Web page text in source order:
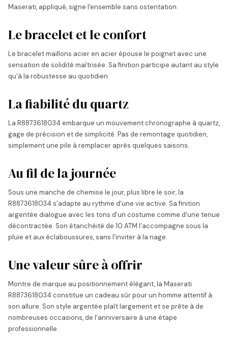
Maserati, appliqué, signe l'ensemble sans ostentation.
Le bracelet et le confort
Le bracelet maillons acier en acier épouse le poignet avec une
sensation de solidité maîtrisée. Sa finition participe autant au style
qu'à la robustesse au quotidien.
La fiabilité du quartz
La R8873618034 embarque un mouvement chronographe à quartz,
gage de précision et de simplicité. Pas de remontage quotidien,
simplement une pile à remplacer après quelques saisons.
Au fil de la journée
Sous une manche de chemise le jour, plus libre le soir, la
R8873618034 s'adapte au rythme d'une vie active. Sa finition
argentée dialogue avec les tons d'un costume comme d'une tenue
décontractée. Son étanchéité de 10 ATM l'accompagne sous la
pluie et aux éclaboussures, sans l'inviter à la nage.
Une valeur sûre à offrir
Montre de marque au positionnement élégant, la Maserati
R8873618034 constitue un cadeau sûr pour un homme attentif à
son allure. Son style argentée plaît largement et se prête à de
nombreuses occasions, de l'anniversaire à une étape
professionnelle.